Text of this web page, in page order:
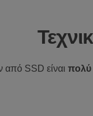
SSD είναι πολύ